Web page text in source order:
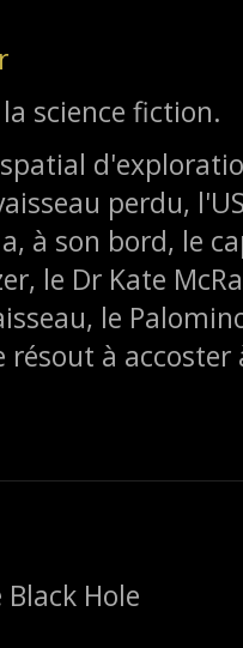
science fiction.
perdu,
à son bord, le
le Dr Kate
le
résout à
Black Hole